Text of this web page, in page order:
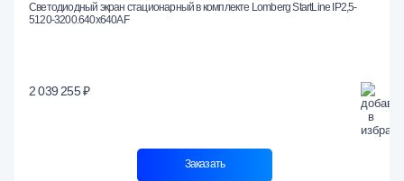
Светодиодный экран стационарный в комплекте Lomberg StartLine IP2,5-
5120-3200.640x640AF
2 039 255 ₽
Заказать